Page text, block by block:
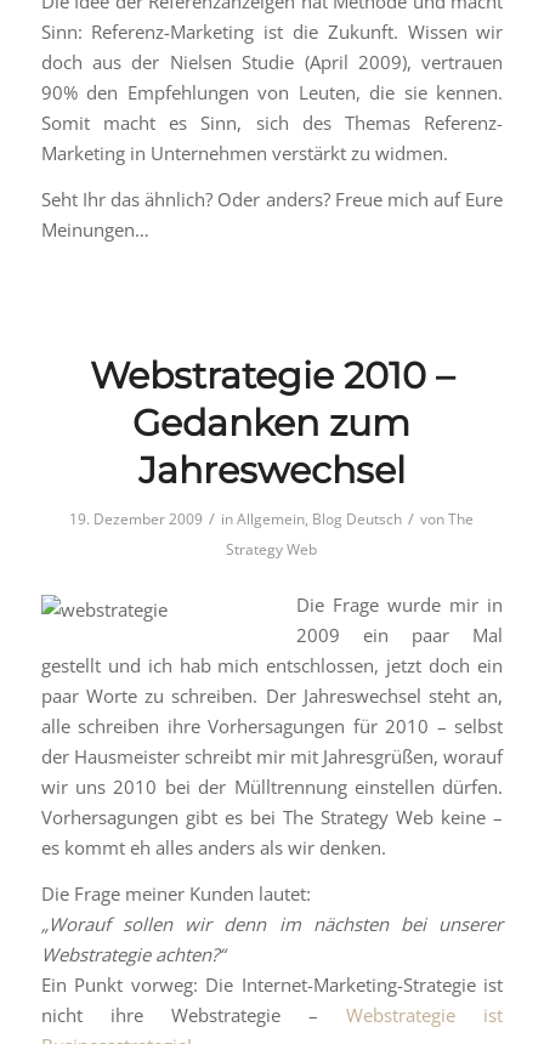
Sinn: Referenz-Marketing ist die Zukunft. Wissen wir
doch aus der Nielsen Studie (April 2009), vertrauen
90% den Empfehlungen von Leuten, die sie kennen.
Somit macht es Sinn, sich des Themas Referenz-
Marketing in Unternehmen verstärkt zu widmen.
Seht Ihr das ähnlich? Oder anders? Freue mich auf Eure
Meinungen…
Webstrategie 2010 –
Gedanken zum
Jahreswechsel
19. Dezember 2009 / inAllgemein, Blog Deutsch / vonThe
Strategy Web
Die Frage wurde mir in
2009 ein paar Mal
gestellt und ich hab mich entschlossen, jetzt doch ein
paar Worte zu schreiben. Der Jahreswechsel steht an,
alle schreiben ihre Vorhersagungen für 2010 – selbst
der Hausmeister schreibt mir mit Jahresgrüßen, worauf
wir uns 2010 bei der Mülltrennung einstellen dürfen.
Vorhersagungen gibt es bei The Strategy Web keine –
es kommt eh alles anders als wir denken.
Die Frage meiner Kunden lautet:
„Worauf sollen wir denn im nächsten bei unserer
Webstrategie achten?“
Ein Punkt vorweg: Die Internet-Marketing-Strategie ist
nicht ihre Webstrategie –Webstrategie ist